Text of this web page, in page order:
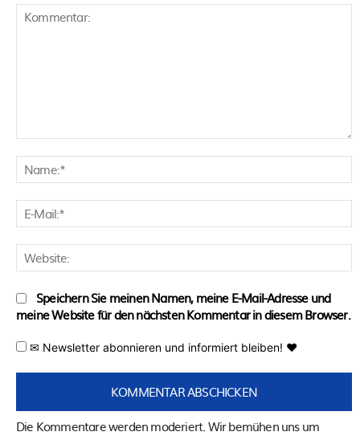
Speichern Sie meinen Namen, meine E-Mail-Adresse und
meine Website für den nächsten Kommentar in diesem Browser.
✉ Newsletter abonnieren und informiert bleiben! ♥
Die Kommentare werden moderiert. Wir bemühen uns um